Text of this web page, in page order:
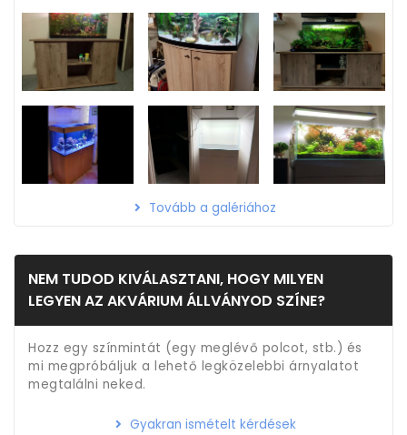
Tovább a galériához
NEM TUDOD KIVÁLASZTANI, HOGY MILYEN
LEGYEN AZ AKVÁRIUM ÁLLVÁNYOD SZÍNE?
Hozz egy színmintát (egy meglévő polcot, stb.) és
mi megpróbáljuk a lehető legközelebbi árnyalatot
megtalálni neked.
Gyakran ismételt kérdések